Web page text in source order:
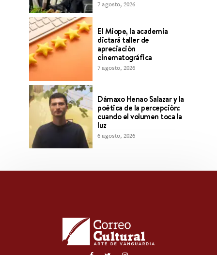
7 agosto, 2026
El Miope, la academia
dictará taller de
apreciación
cinematográfica
7 agosto, 2026
Dámaxo Henao Salazar y la
poética de la percepción:
cuando el volumen toca la
luz
6 agosto, 2026